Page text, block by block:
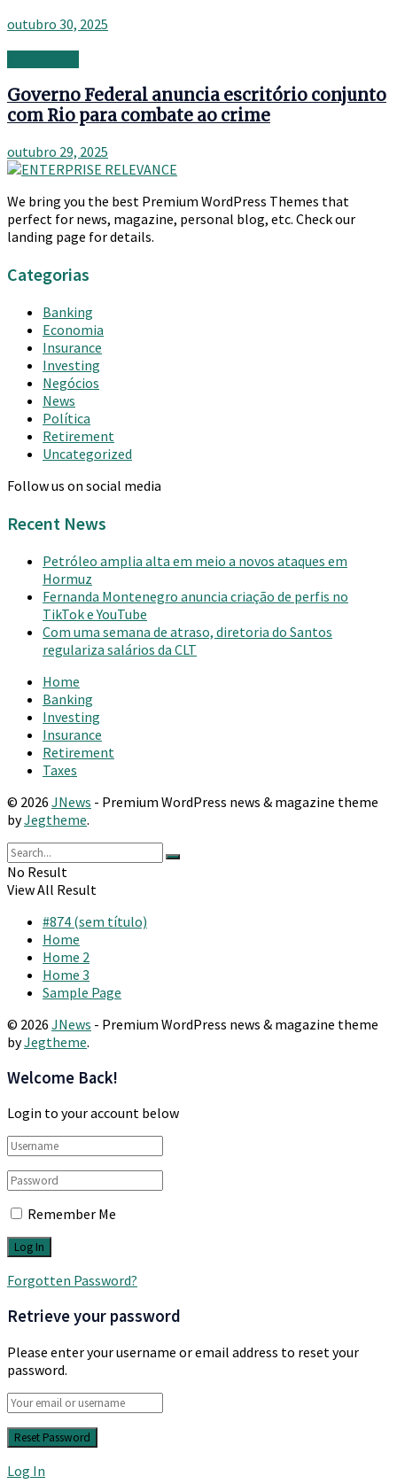
outubro 30, 2025
Governo Federal anuncia escritório conjunto
com Rio para combate ao crime
outubro 29, 2025
We bring you the best Premium WordPress Themes that
perfect for news, magazine, personal blog, etc. Check our
landing page for details.
Categorias
Banking
Economia
Insurance
Investing
Negócios
News
Política
Retirement
Uncategorized
Follow us on social media
Recent News
Petróleo amplia alta em meio a novos ataques em
Hormuz
Fernanda Montenegro anuncia criação de perfis no
TikTok e YouTube
Com uma semana de atraso, diretoria do Santos
regulariza salários da CLT
Home
Banking
Investing
Insurance
Retirement
Taxes
© 2026 JNews - Premium WordPress news & magazine theme
byJegtheme.
No Result
View All Result
#874 (sem título)
Home
Home 2
Home 3
Sample Page
© 2026 JNews - Premium WordPress news & magazine theme
byJegtheme.
Welcome Back!
Login to your account below
Remember Me
Forgotten Password?
Retrieve your password
Please enter your username or email address to reset your
password.
Log In